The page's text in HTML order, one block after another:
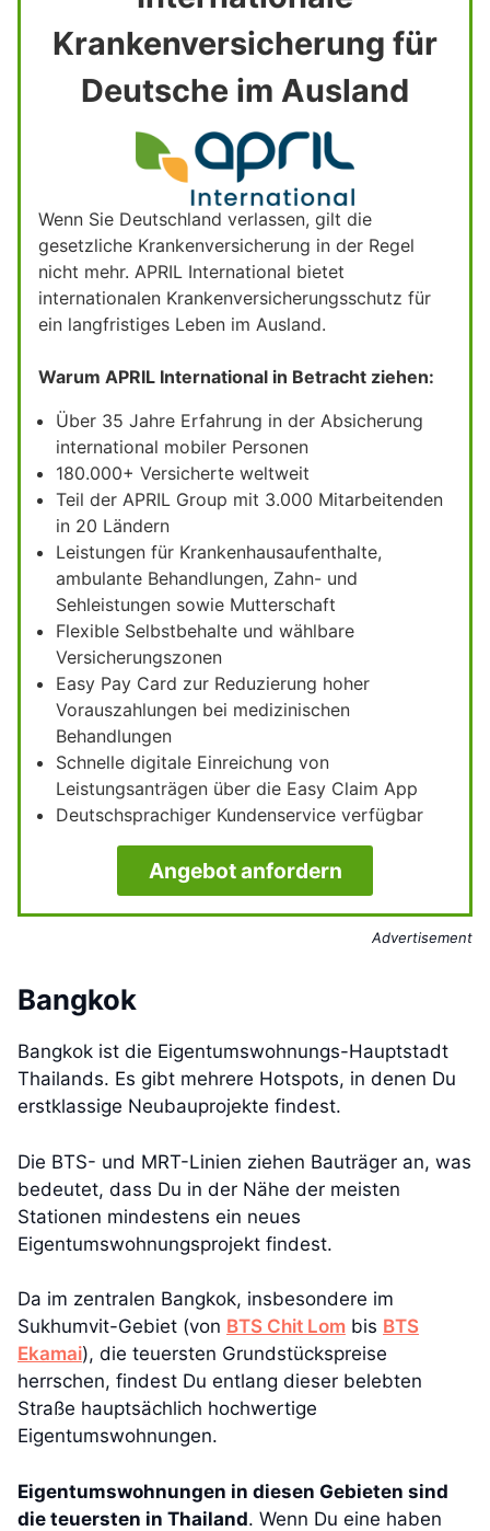
Krankenversicherung für
Deutsche im Ausland
Wenn Sie Deutschland verlassen, gilt die
gesetzliche Krankenversicherung in der Regel
nicht mehr. APRIL International bietet
internationalen Krankenversicherungsschutz für
ein langfristiges Leben im Ausland.
Warum APRIL International in Betracht ziehen:
Über 35 Jahre Erfahrung in der Absicherung
international mobiler Personen
180.000+ Versicherte weltweit
Teil der APRIL Group mit 3.000 Mitarbeitenden
in 20 Ländern
Leistungen für Krankenhausaufenthalte,
ambulante Behandlungen, Zahn- und
Sehleistungen sowie Mutterschaft
Flexible Selbstbehalte und wählbare
Versicherungszonen
Easy Pay Card zur Reduzierung hoher
Vorauszahlungen bei medizinischen
Behandlungen
Schnelle digitale Einreichung von
Leistungsanträgen über die Easy Claim App
Deutschsprachiger Kundenservice verfügbar
Angebot anfordern
Advertisement
Bangkok
Bangkok ist die Eigentumswohnungs-Hauptstadt
Thailands. Es gibt mehrere Hotspots, in denen Du
erstklassige Neubauprojekte findest.
Die BTS- und MRT-Linien ziehen Bauträger an, was
bedeutet, dass Du in der Nähe der meisten
Stationen mindestens ein neues
Eigentumswohnungsprojekt findest.
Da im zentralen Bangkok, insbesondere im
Sukhumvit-Gebiet (von BTS Chit Lom bis BTS
Ekamai), die teuersten Grundstückspreise
herrschen, findest Du entlang dieser belebten
Straße hauptsächlich hochwertige
Eigentumswohnungen.
Eigentumswohnungen in diesen Gebieten sind
die teuersten in Thailand. Wenn Du eine haben